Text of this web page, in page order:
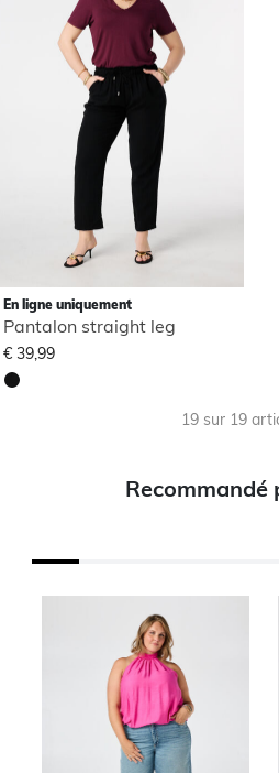
En ligne uniquement
Pantalon straight leg
€ 39,99
19 sur 19
Recommandé